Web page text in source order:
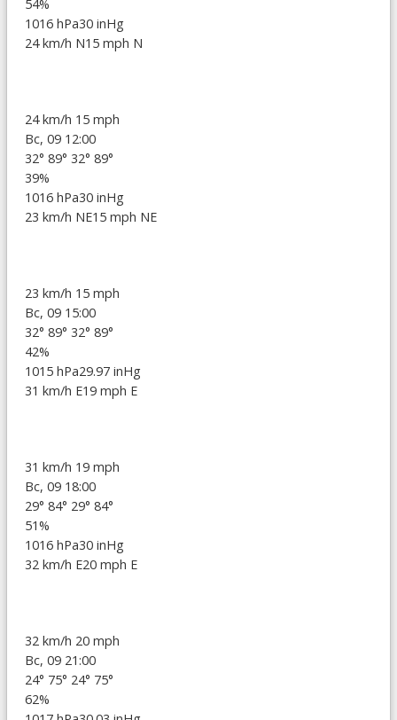
54%
1016 hPa30 inHg
24 km/h N15 mph N
24 km/h 15 mph
Вс, 09 12:00
32° 89° 32° 89°
39%
1016 hPa30 inHg
23 km/h NE15 mph NE
23 km/h 15 mph
Вс, 09 15:00
32° 89° 32° 89°
42%
1015 hPa29.97 inHg
31 km/h E19 mph E
31 km/h 19 mph
Вс, 09 18:00
29° 84° 29° 84°
51%
1016 hPa30 inHg
32 km/h E20 mph E
32 km/h 20 mph
Вс, 09 21:00
24° 75° 24° 75°
62%